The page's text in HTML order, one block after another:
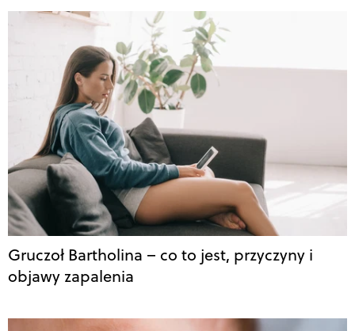
Gruczoł Bartholina – co to jest, przyczyny i
objawy zapalenia